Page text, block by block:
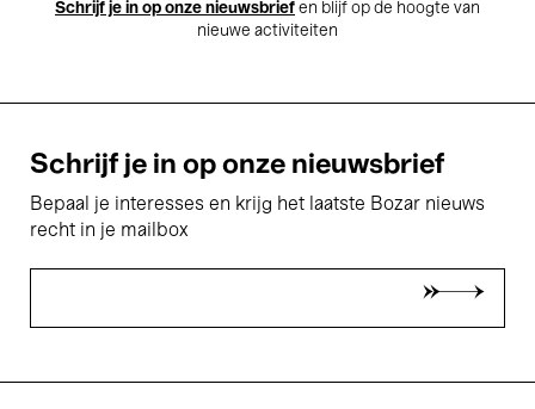
Schrijf je in op onze nieuwsbrief en blijf op de hoogte van
nieuwe activiteiten
Schrijf je in op onze nieuwsbrief
Bepaal je interesses en krijg het laatste Bozar nieuws
recht in je mailbox